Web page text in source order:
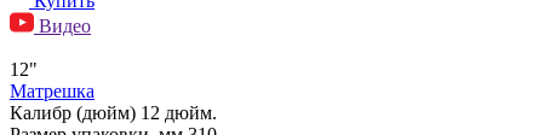
Видео
12"
Матрешка
Калибр (дюйм) 12 дюйм.